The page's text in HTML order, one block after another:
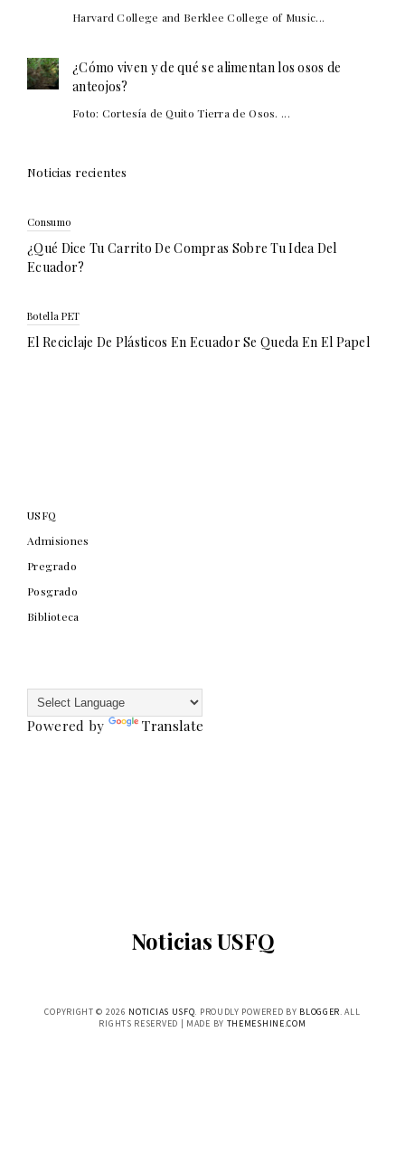
Harvard College and Berklee College of Music...
¿Cómo viven y de qué se alimentan los osos de
anteojos?
Foto: Cortesía de Quito Tierra de Osos. ...
Noticias recientes
Consumo
¿Qué Dice Tu Carrito De Compras Sobre Tu Idea Del
Ecuador?
Botella PET
El Reciclaje De Plásticos En Ecuador Se Queda En El Papel
USFQ
Admisiones
Pregrado
Posgrado
Biblioteca
Powered by Translate
Noticias USFQ
COPYRIGHT © 2026 NOTICIAS USFQ. PROUDLY POWERED BY BLOGGER. ALL
RIGHTS RESERVED | MADE BY THEMESHINE.COM